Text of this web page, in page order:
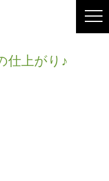
仕上がり♪